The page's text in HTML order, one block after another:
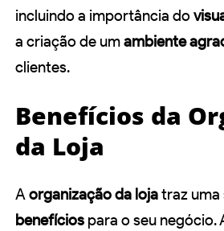
incluindo a importância do
a criação de umambiente
clientes.
Benefícios da
da Loja
A organização da lojatraz uma
benefícios para o seu negócio.